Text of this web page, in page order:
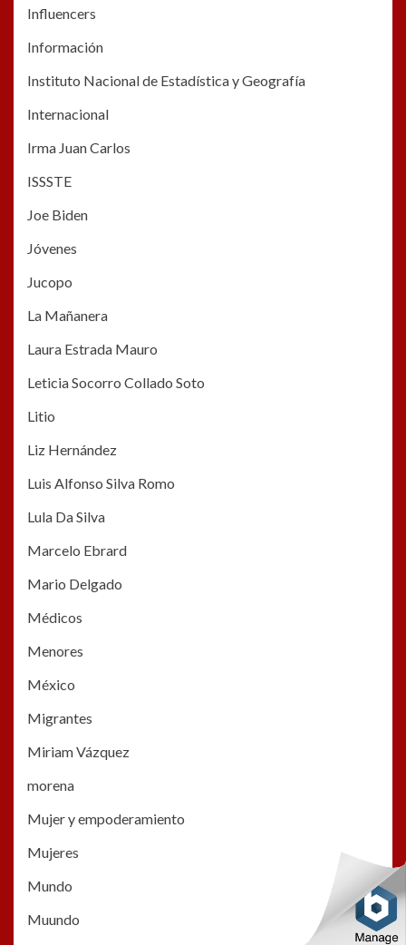
Influencers
Información
Instituto Nacional de Estadística y Geografía
Internacional
Irma Juan Carlos
ISSSTE
Joe Biden
Jóvenes
Jucopo
La Mañanera
Laura Estrada Mauro
Leticia Socorro Collado Soto
Litio
Liz Hernández
Luis Alfonso Silva Romo
Lula Da Silva
Marcelo Ebrard
Mario Delgado
Médicos
Menores
México
Migrantes
Miriam Vázquez
morena
Mujer y empoderamiento
Mujeres
Mundo
Muundo